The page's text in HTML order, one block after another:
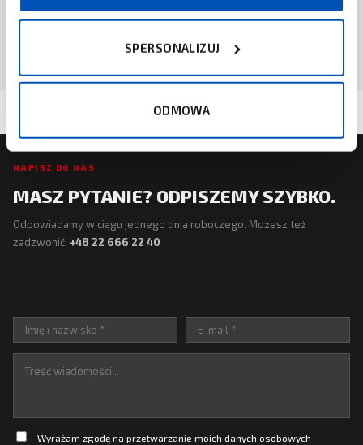
SPERSONALIZUJ
ODMOWA
ZAPYTAJ O CENĘ
NAPISZ DO NAS
MASZ PYTANIE? ODPISZEMY SZYBKO.
Odpowiadamy w ciągu jednego dnia roboczego. Możesz też
zadzwonić: +48 22 666 22 40
Wyrażam zgodę na przetwarzanie moich danych osobowych